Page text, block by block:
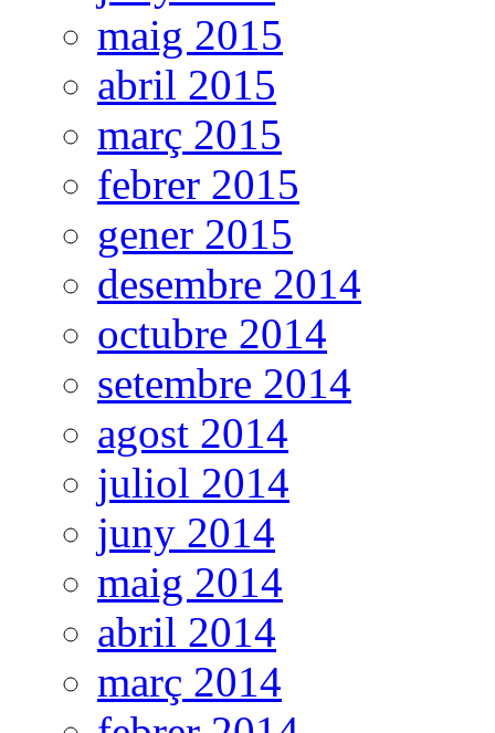
maig 2015
abril 2015
març 2015
febrer 2015
gener 2015
desembre 2014
octubre 2014
setembre 2014
agost 2014
juliol 2014
juny 2014
maig 2014
abril 2014
març 2014